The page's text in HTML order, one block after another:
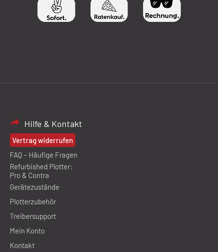
Hilfe & Kontakt
Vertrag widerrufen
FAQ – Häufige Fragen
Refurbished Plotter:
Pro & Contra
Gerätezustände
Plotterzubehör
Treibersupport
Mein Konto
Kontakt